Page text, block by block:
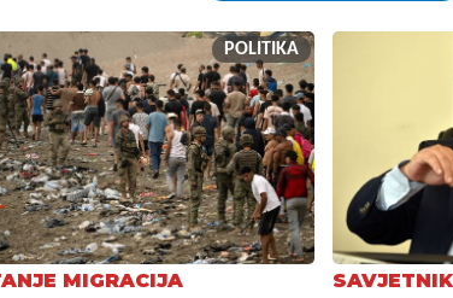
POLITIKA
MIGRACIJA